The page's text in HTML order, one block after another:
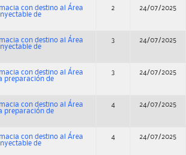
con destino al Área
de
2 24/07/2025
con destino al Área
de
3 24/07/2025
con destino al Área
preparación de
3 24/07/2025
con destino al Área
preparación de
4 24/07/2025
con destino al Área
de
4 24/07/2025